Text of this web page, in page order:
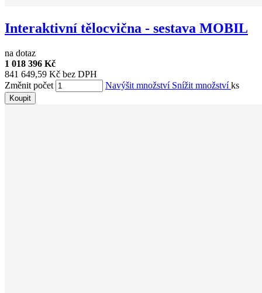
Interaktivní tělocvična - sestava MOBIL
na dotaz
1 018 396 Kč
841 649,59 Kč bez DPH
Změnit počet
Navýšit množství Snížit množstvíks
Koupit